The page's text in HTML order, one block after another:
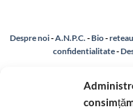
Despre noi-A.N.P.C. -Bio-
confidentialitate-
Politica de